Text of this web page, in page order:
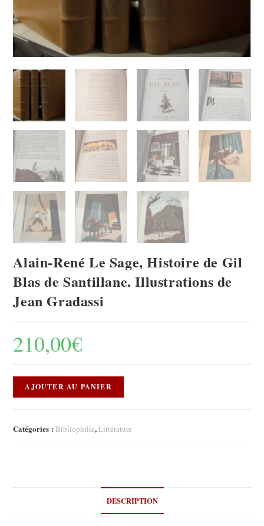
Alain-René Le Sage, Histoire de Gil
Blas de Santillane. Illustrations de
Jean Gradassi
210,00€
AJOUTER AU PANIER
Catégories : Bibliophilie,Littérature
DESCRIPTION